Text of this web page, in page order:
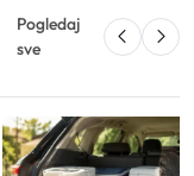
Pogledaj
sve